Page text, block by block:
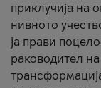
приклучија на
нивното
ја прави
раководител